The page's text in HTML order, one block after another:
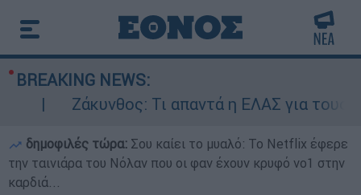
BREAKING NEWS:
Ζάκυνθος: Τι απαντά η ΕΛΑΣ για τους 8
δημοφιλές τώρα: Σου καίει το μυαλό: Το Netflix έφερε
την ταινιάρα του Νόλαν που οι φαν έχουν κρυφό νο1 στην
καρδιά...